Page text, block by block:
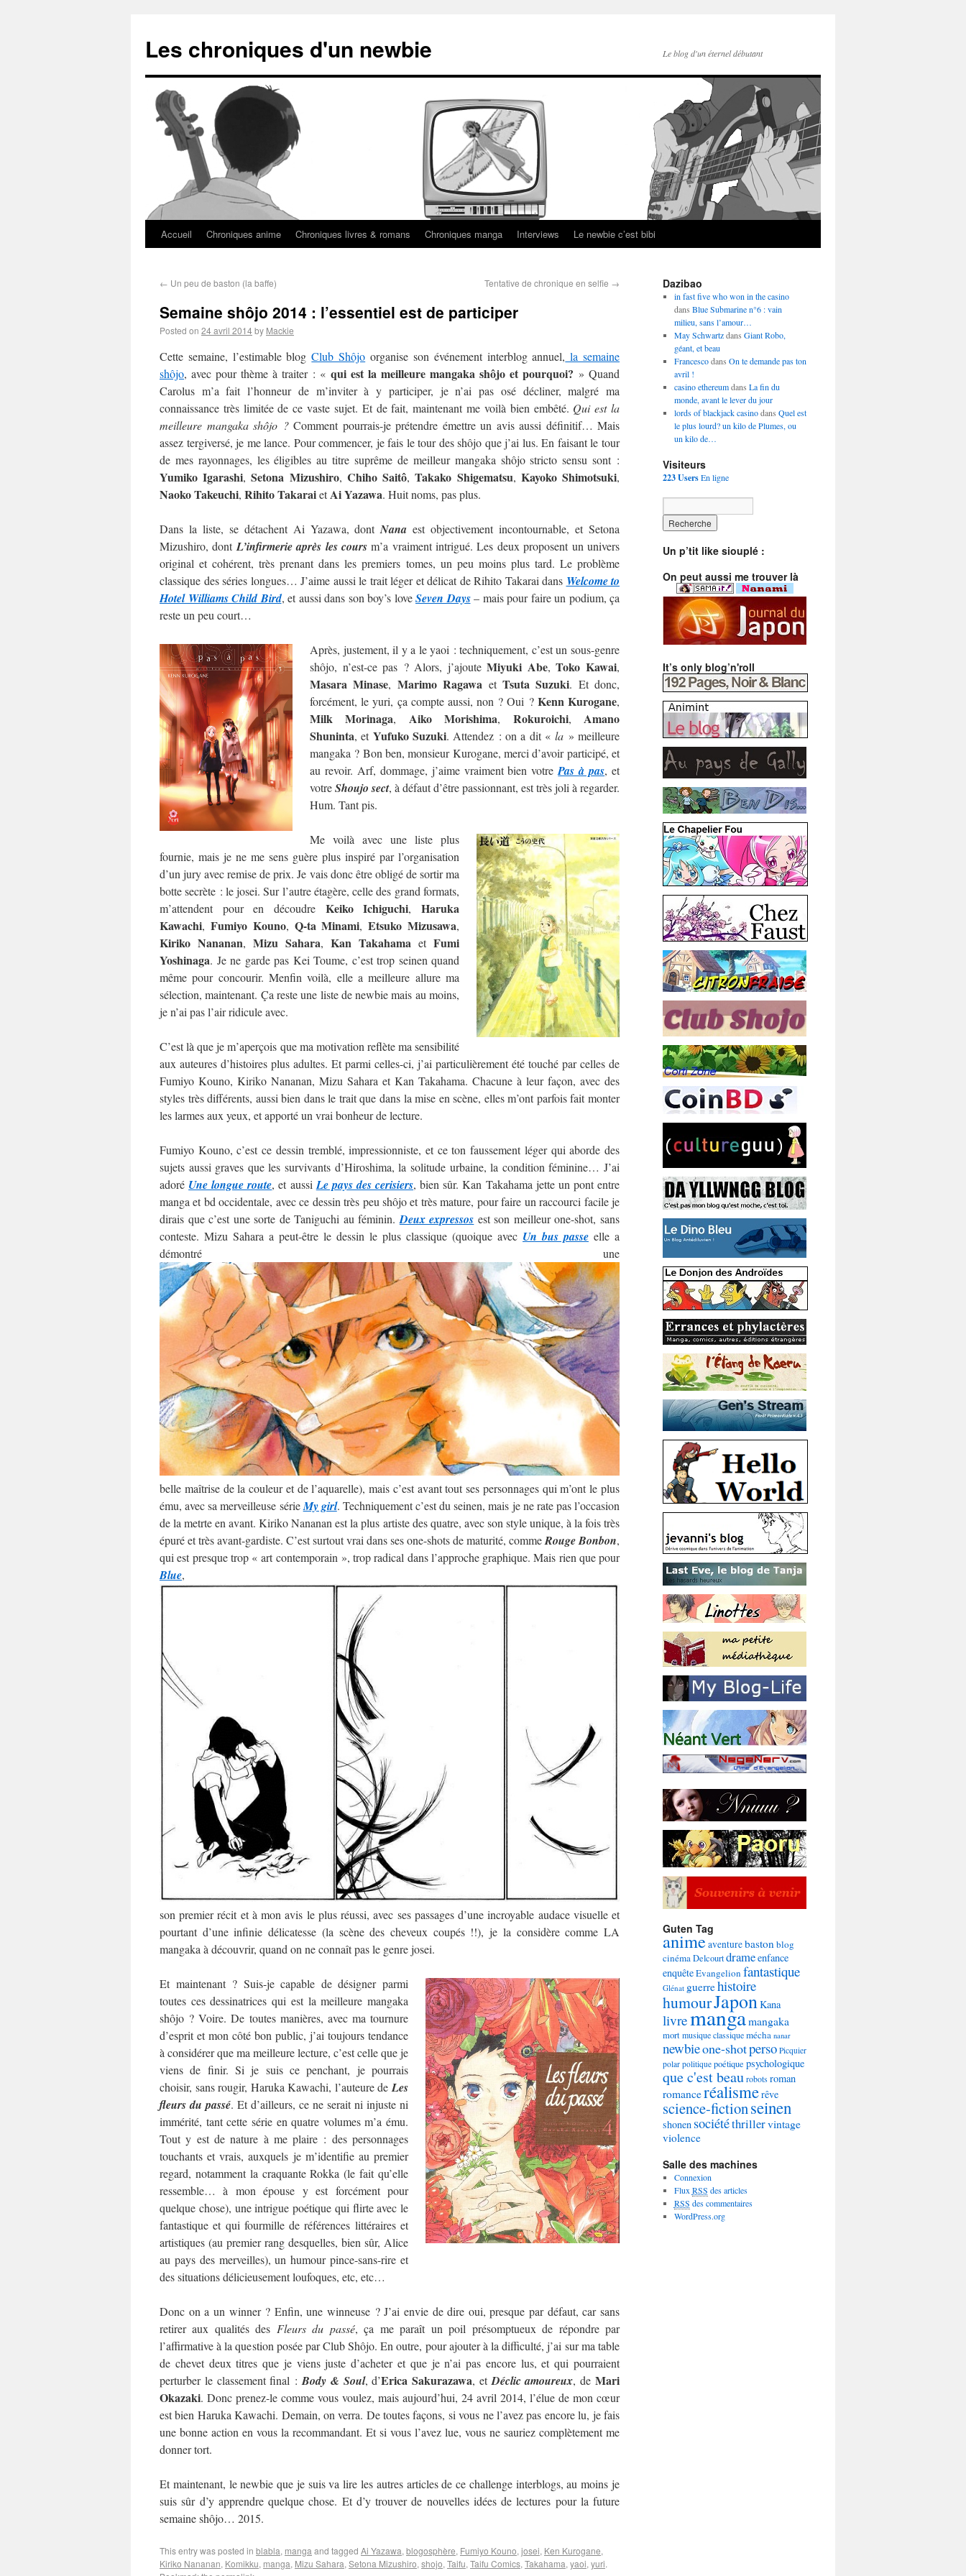
Les chroniques d'un newbie Le blog d'un éternel débutant
Accueil Chroniques anime Chroniques livres & romans Chroniques manga Interviews Le newbie c’est bibi
← Un peu de baston (la baffe) Tentative de chronique en selfie →
Semaine shôjo 2014 : l’essentiel est de participer
Posted on 24 avril 2014by Mackie
Cette semaine, l’estimable blogClub Shôjo organise son événement interblog annuel, la semaine
shôjo, avec pour thème à traiter : « qui est la meilleure mangaka shôjo et pourquoi? » Quand
Carolus m’a fait l’honneur de m’inviter à y participer, je n’ai pas osé décliner, malgré ma
connaissance très limitée de ce vaste sujet. Et de fait, maintenant me voilà bien embêté. Qui est la
meilleure mangaka shôjo ?Comment pourrais-je prétendre émettre un avis aussi définitif… Mais
assez tergiversé, je me lance. Pour commencer, je fais le tour des shôjo que j’ai lus. En faisant le tour
de mes rayonnages, les éligibles au titre suprême de meilleur mangaka shôjo stricto sensu sont :
Yumiko Igarashi,Setona Mizushiro, Chiho Saitô,Takako Shigematsu, Kayoko Shimotsuki,
NaokoTakeuchi, Rihito TakaraietAiYazawa. Huit noms, pas plus.
Dans la liste, se détachent Ai Yazawa, dontNana est objectivement incontournable, et Setona
Mizushiro, dont L’infirmerie après les coursm’a vraiment intrigué. Les deux proposent un univers
original et cohérent, très prenant dans les premiers tomes, un peu moins plus tard. Le problème
classique des séries longues… J’aime aussi le trait léger et délicat de Rihito Takarai dans Welcome to
Hotel Williams Child Bird, et aussi dans son boy’s loveSeven Days– mais pour faire un podium, ça
reste un peu court…
Après, justement, il y a le yaoi : techniquement, c’est un sous-genre
shôjo, n’est-ce pas ? Alors, j’ajouteMiyuki Abe,Toko Kawai,
Masara Minase, Marimo Ragawa et Tsuta Suzuki. Et donc,
forcément, le yuri, ça compte aussi, non ? Oui ? Kenn Kurogane,
Milk Morinaga, Aiko Morishima, Rokuroichi, Amano
Shuninta, et Yufuko Suzuki. Attendez : on a dit «la » meilleure
mangaka ? Bon ben, monsieur Kurogane, merci d’avoir participé, et
au revoir. Arf, dommage, j’aime vraiment bien votrePas à pas, et
votreShoujo sect, à défaut d’être passionnant, est très joli à regarder.
Hum. Tant pis.
Me voilà avec une liste plus
fournie, mais je ne me sens guère plus inspiré par l’organisation
d’un jury avec remise de prix. Je vais donc être obligé de sortir ma
botte secrète : le josei. Sur l’autre étagère, celle des grand formats,
m’attendent pour en découdre Keiko Ichiguchi,Haruka
Kawachi, Fumiyo Kouno, Q-ta Minami,Etsuko Mizusawa,
Kiriko Nananan, Mizu Sahara, Kan Takahama et Fumi
Yoshinaga. Je ne garde pas Kei Toume, c’est trop seinen quand
même pour concourir. Menfin voilà, elle a meilleure allure ma
sélection, maintenant. Ça reste une liste de newbie mais au moins,
je n’ai pas l’air ridicule avec.
C’est là que je m’aperçois que ma motivation reflète ma sensibilité
aux auteures d’histoires plus adultes. Et parmi celles-ci, j’ai particulièrement été touché par celles de
Fumiyo Kouno, Kiriko Nananan, Mizu Sahara et Kan Takahama. Chacune à leur façon, avec des
styles très différents, aussi bien dans le trait que dans la mise en scène, elles m’ont parfois fait monter
les larmes aux yeux, et apporté un vrai bonheur de lecture.
Fumiyo Kouno, c’est ce dessin tremblé, impressionniste, et ce ton faussement léger qui aborde des
sujets aussi graves que les survivants d’Hiroshima, la solitude urbaine, la condition féminine… J’ai
adoré Une longue route, et aussi Le pays des cerisiers, bien sûr. Kan Takahama jette un pont entre
manga et bd occidentale, avec ce dessin très peu shôjo et très mature, pour faire un raccourci facile je
dirais que c’est une sorte de Taniguchi au féminin. Deux expressos est son meilleur one-shot, sans
conteste. Mizu Sahara a peut-être le dessin le plus classique (quoique avec Un bus passe elle a
démontré une
belle maîtrise de la couleur et de l’aquarelle), mais c’est avant tout ses personnages qui m’ont le plus
ému, avec sa merveilleuse sérieMy girl. Techniquement c’est du seinen, mais je ne rate pas l’occasion
de la metrte en avant. Kiriko Nananan est la plus artiste des quatre, avec son style unique, à la fois très
épuré et très avant-gardiste. C’est surtout vrai dans ses one-shots de maturité, commeRouge Bonbon,
qui est presque trop « art contemporain », trop radical dans l’approche graphique. Mais rien que pour
Blue,
son premier récit et à mon avis le plus réussi, avec ses passages d’une incroyable audace visuelle et
pourtant d’une infinie délicatesse (la scène des cheveux coupés !!), je la considère comme LA
mangaka à découvrir, quand on ne connaît pas le genre josei.
Et maintenant ? Suis-je capable de désigner parmi
toutes ces dessinatrices qui est la meilleure mangaka
shôjo ? Voire. De toutes manières, avec ma tournure
d’esprit et mon côté bon public, j’ai toujours tendance
à considérer que ma meilleure lecture, c’est celle que je
viens de finir. Si je suis ce penchant, je pourrais
choisir, sans rougir, Haruka Kawachi, l’auteure deLes
fleurs du passé. Et d’ailleurs, ce ne serait ni injuste ni
immérité, tant cette série en quatre volumes m’a ému.
Tout y est de nature à me plaire : des personnages
touchants et vrais, auxquels je m’identifie au premier
regard, notamment la craquante Rokka (le fait qu’elle
ressemble… à mon épouse y est forcément pour
quelque chose), une intrigue poétique qui flirte avec le
fantastique et qui fourmille de références littéraires et
artistiques (au premier rang desquelles, bien sûr, Alice
au pays des merveilles), un humour pince-sans-rire et
des situations délicieusement loufoques, etc, etc…
Donc on a un winner ? Enfin, une winneuse ? J’ai envie de dire oui, presque par défaut, car sans
retirer aux qualités des Fleurs du passé, ça me paraît un poil présomptueux de répondre par
l’affirmative à la question posée par Club Shôjo. En outre, pour ajouter à la difficulté, j’ai sur ma table
de chevet deux titres que je viens juste d’acheter et que je n’ai pas encore lus, et qui pourraient
perturber le classement final :Body & Soul, d’Erica Sakurazawa, etDéclic amoureux, deMari
Okazaki. Donc prenez-le comme vous voulez, mais aujourd’hui, 24 avril 2014, l’élue de mon cœur
est bien Haruka Kawachi. Demain, on verra. De toutes façons, si vous ne l’avez pas encore lu, je fais
une bonne action en vous la recommandant. Et si vous l’avez lue, vous ne sauriez complètement me
donner tort.
Et maintenant, le newbie que je suis va lire les autres articles de ce challenge interblogs, au moins je
suis sûr d’y apprendre quelque chose. Et d’y trouver de nouvelles idées de lectures pour la future
semaine shôjo… 2015.
This entry was posted in blabla, manga and tagged Ai Yazawa, blogosphère, Fumiyo Kouno, josei, Ken Kurogane,
Kiriko Nananan, Komikku, manga, Mizu Sahara, Setona Mizushiro, shojo, Taifu, Taifu Comics, Takahama, yaoi, yuri.
Dazibao
in fast five who won in the casino
dans Blue Submarine n°6 : vain
milieu, sans l’amour…
May Schwartzdans Giant Robo,
géant, et beau
Francescodans On te demande pas ton
avril !
casino ethereumdans La fin du
monde, avant le lever du jour
lords of blackjack casinodans Quel est
le plus lourd? un kilo de Plumes, ou
un kilo de…
Visiteurs
223 UsersEn ligne
Un p’tit like siouplé :
On peut aussi me trouver là
It’s only blog’n'roll
Guten Tag
animeaventurebaston blog
cinémaDelcourtdrameenfance
enquêteEvangelion fantastique
Glénat guerrehistoire
humourJapon Kana
livremangamangaka
mortmusique classiquemécha nanar
newbieone-shotperso Picquier
polar politique poétique psychologique
que c'est beaurobotsroman
romanceréalismerêve
science-fictionseinen
shonen sociététhrillervintage
violence
Salle des machines
Connexion
Flux RSS des articles
RSS des commentaires
WordPress.org